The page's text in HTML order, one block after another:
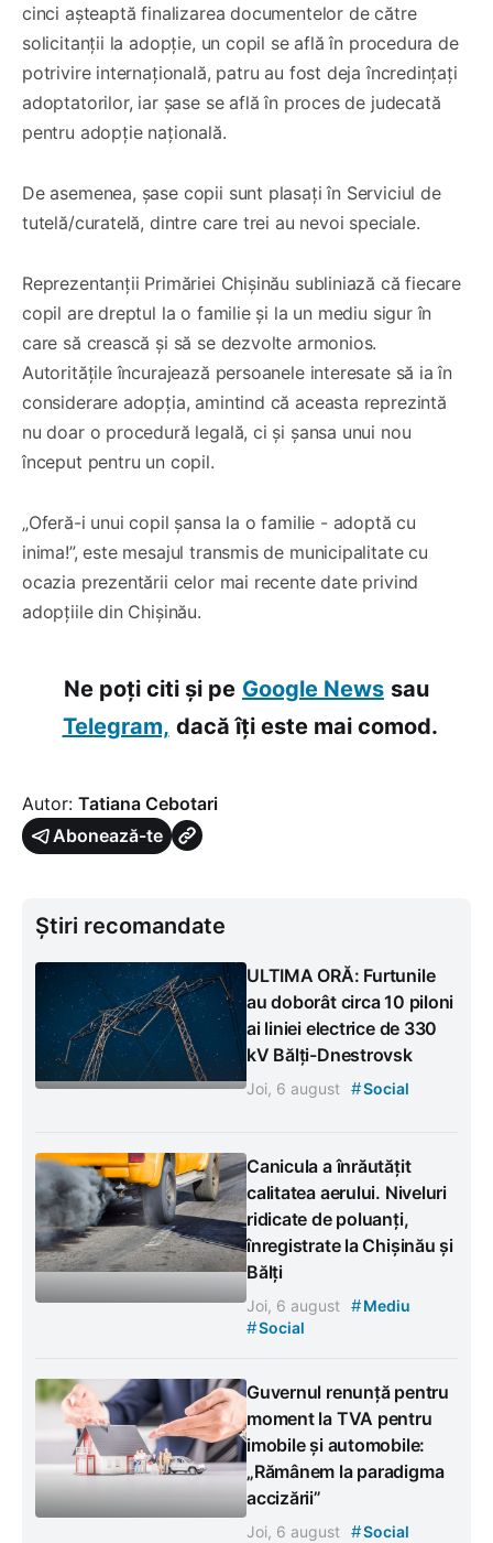
cinci așteaptă finalizarea documentelor de către
solicitanții la adopție, un copil se află în procedura de
potrivire internațională, patru au fost deja încredințați
adoptatorilor, iar șase se află în proces de judecată
pentru adopție națională.
De asemenea, șase copii sunt plasați în Serviciul de
tutelă/curatelă, dintre care trei au nevoi speciale.
Reprezentanții Primăriei Chișinău subliniază că fiecare
copil are dreptul la o familie și la un mediu sigur în
care să crească și să se dezvolte armonios.
Autoritățile încurajează persoanele interesate să ia în
considerare adopția, amintind că aceasta reprezintă
nu doar o procedură legală, ci și șansa unui nou
început pentru un copil.
„Oferă-i unui copil șansa la o familie - adoptă cu
inima!”, este mesajul transmis de municipalitate cu
ocazia prezentării celor mai recente date privind
adopțiile din Chișinău.
Ne poți citi și pe Google News sau
Telegram, dacă îți este mai comod.
Autor: Tatiana Cebotari
Abonează-te
Știri recomandate
ULTIMA ORĂ: Furtunile
au doborât circa 10 piloni
ai liniei electrice de 330
kV Bălți-Dnestrovsk
Joi, 6 august #Social
Canicula a înrăutățit
calitatea aerului. Niveluri
ridicate de poluanți,
înregistrate la Chișinău și
Bălți
Joi, 6 august #Mediu
#Social
Guvernul renunță pentru
moment la TVA pentru
imobile și automobile:
„Rămânem la paradigma
accizării”
Joi, 6 august #Social